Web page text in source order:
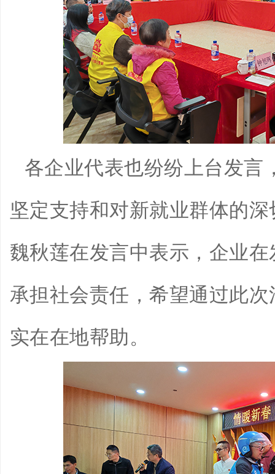
各企业代表也纷纷上台发言
坚定支持和对新就业群体的
魏秋莲在发言中表示，企业
承担社会责任，希望通过此
实在在地帮助。